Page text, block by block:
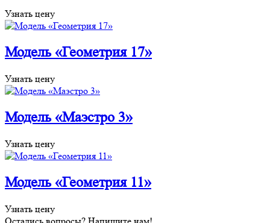
Узнать цену
Модель «Геометрия 17»
Узнать цену
Модель «Маэстро 3»
Узнать цену
Модель «Геометрия 11»
Узнать цену